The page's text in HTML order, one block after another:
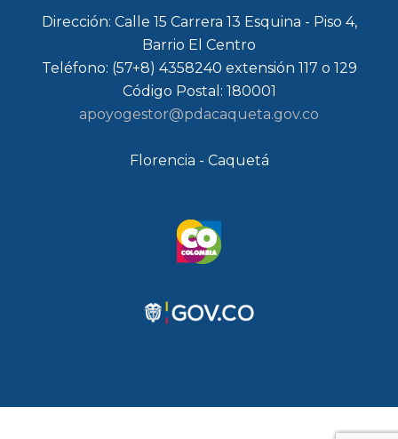
Dirección: Calle 15 Carrera 13 Esquina - Piso 4,
Barrio El Centro
Teléfono: (57+8) 4358240 extensión 117 o 129
Código Postal: 180001
apoyogestor@pdacaqueta.gov.co
Florencia - Caquetá